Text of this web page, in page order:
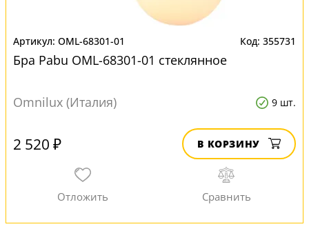
OML-68301-01 355731
Бра Pabu OML-68301-01 стеклянное
Omnilux (Италия) 9 шт.
2 520 ₽ В КОРЗИНУ